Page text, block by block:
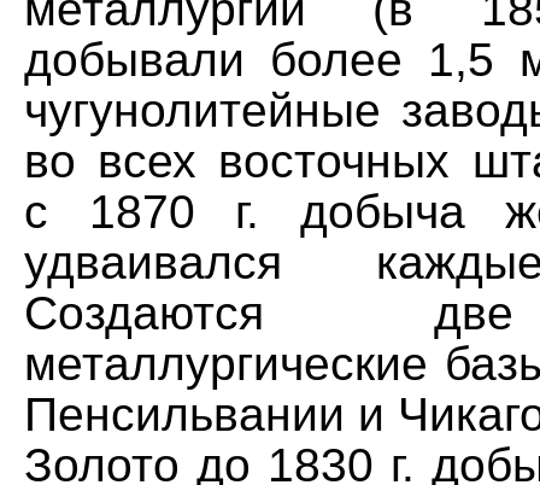
добывали более 1,5
чугунолитейные
во всех восточных
с 1870 г. добыча
удваивался
Создаются
металлургические
Пенсильвании и
Золото до 1830 г.